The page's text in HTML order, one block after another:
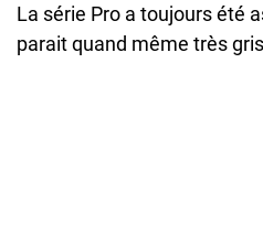
La série Pro a toujours été
parait quand même très